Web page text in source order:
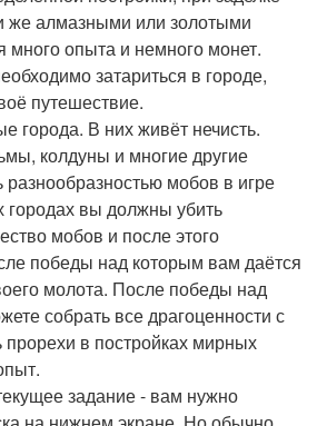
же алмазными или золотыми
много опыта и немного монет.
затариться в городе,
путешествие.
города. В них живёт нечисть.
колдуны и многие другие
мобов в игре
городах вы должны убить
мобов и после этого
победы над которым вам даётся
молота. После победы над
собрать все драгоценности с
прорехи в постройках мирных
задание - вам нужно